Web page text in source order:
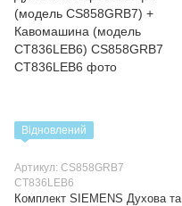
Відновлений
Артикул: CS858GRB7
CT836LEB6
Комплект SIEMENS Духова та